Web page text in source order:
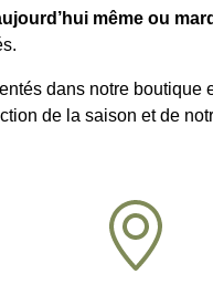
même ou
dans notre
de la saison et de